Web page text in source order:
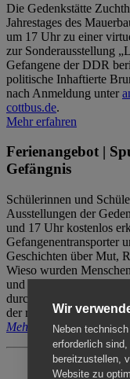
Die Gedenkstätte
Jahrestages des
um 17 Uhr zu einer
zur Sonderausstellung
Gefangene der DDR
politische Inhaftierte
nach Anmeldung unter
cottbus.de.
Mehr erfahren
Ferienangebot |
Gefängnis
Schülerinnen und
Ausstellungen der
und 17 Uhr kostenlos
Gefangenentransporter
Geschichten über Mut,
Wieso wurden
und nach der Haft? Der
durch das
der reguläre Eintritt (8€ /
Mehr erfahren
Wir
Neben
erforderlich
bereitzustellen,
Website zu